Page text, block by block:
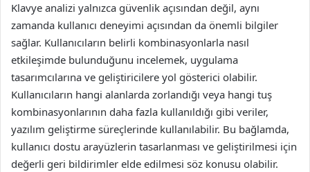
Klavye analizi yalnızca güvenlik açısından değil, aynı
zamanda kullanıcı deneyimi açısından da önemli bilgiler
sağlar. Kullanıcıların belirli kombinasyonlarla nasıl
etkileşimde bulunduğunu incelemek, uygulama
tasarımcılarına ve geliştiricilere yol gösterici olabilir.
Kullanıcıların hangi alanlarda zorlandığı veya hangi tuş
kombinasyonlarının daha fazla kullanıldığı gibi veriler,
yazılım geliştirme süreçlerinde kullanılabilir. Bu bağlamda,
kullanıcı dostu arayüzlerin tasarlanması ve geliştirilmesi için
değerli geri bildirimler elde edilmesi söz konusu olabilir.